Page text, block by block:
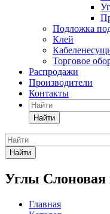
Подложка
Клей
Торговое
Распродажи
Производители
Контакты
Найти
Найти
Углы Слоновая
Главная